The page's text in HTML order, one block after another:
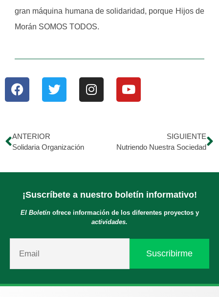
gran máquina humana de solidaridad, porque Hijos de
Morán SOMOS TODOS.
ANTERIOR
Solidaria Organización
SIGUIENTE
Nutriendo Nuestra Sociedad
¡Suscríbete a nuestro boletín informativo!
El Boletínofrece información de los diferentes proyectos y
actividades.